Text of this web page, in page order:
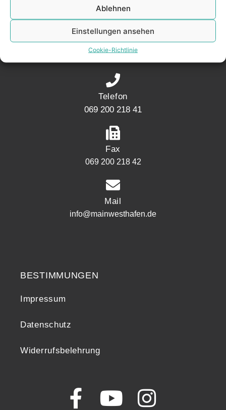
Ablehnen
Einstellungen ansehen
Cookie-Richtlinie
Adresse
Mainwesthafen Immobilien Speicherstraße 5
Telefon
069 200 218 41
Fax
069 200 218 42
Mail
info@mainwesthafen.de
BESTIMMUNGEN
Impressum
Datenschutz
Widerrufsbelehrung